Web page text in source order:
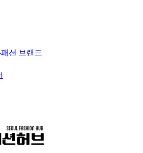
션 브랜드